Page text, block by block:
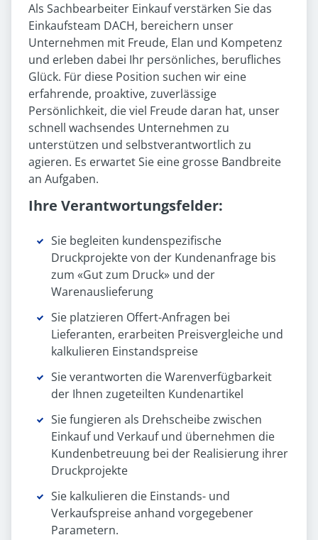
Als Sachbearbeiter Einkauf verstärken Sie das
Einkaufsteam DACH, bereichern unser
Unternehmen mit Freude, Elan und Kompetenz
und erleben dabei Ihr persönliches, berufliches
Glück. Für diese Position suchen wir eine
erfahrende, proaktive, zuverlässige
Persönlichkeit, die viel Freude daran hat, unser
schnell wachsendes Unternehmen zu
unterstützen und selbstverantwortlich zu
agieren. Es erwartet Sie eine grosse Bandbreite
an Aufgaben.
Ihre Verantwortungsfelder:
Sie begleiten kundenspezifische
Druckprojekte von der Kundenanfrage bis
zum «Gut zum Druck» und der
Warenauslieferung
Sie platzieren Offert-Anfragen bei
Lieferanten, erarbeiten Preisvergleiche und
kalkulieren Einstandspreise
Sie verantworten die Warenverfügbarkeit
der Ihnen zugeteilten Kundenartikel
Sie fungieren als Drehscheibe zwischen
Einkauf und Verkauf und übernehmen die
Kundenbetreuung bei der Realisierung ihrer
Druckprojekte
Sie kalkulieren die Einstands- und
Verkaufspreise anhand vorgegebener
Parametern.